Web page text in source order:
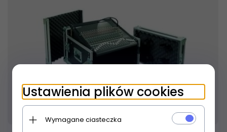
Produkt dostępny! 24 godziny
Ustawienia plików cookies
Wymagane ciasteczka